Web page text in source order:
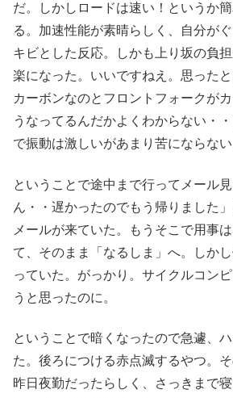
だ。しかしロードは速い！というか
る。加速性能が素晴らしく、自分が
キビとした反応。しかも上り坂の負
楽になった。いいですねえ。思った
カーボンなのとフロントフォークが
うなってるんだかよくわからない・
で振動は激しいがあまり苦にならない
ということで途中まで行ってメール
ん・・遅かったのでもう帰りました
メールが来ていた。もうそこで用事
て、そのまま「なるしま」へ。しか
っていた。がっかり。サイクルコン
うと思ったのに。
ということで暗くなったので急遽、
た。後ろにつける赤点滅するやつ。そ
昨日夜勤だったらしく、さっきまで